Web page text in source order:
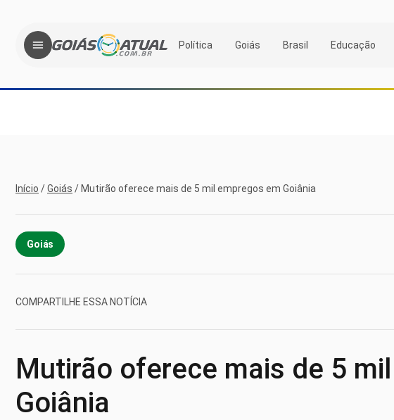
Política Goiás Brasil Educação
Início /Goiás / Mutirão oferece mais de 5 mil empregos em Goiânia
Goiás
COMPARTILHE ESSA NOTÍCIA
Mutirão oferece mais de 5
Goiânia